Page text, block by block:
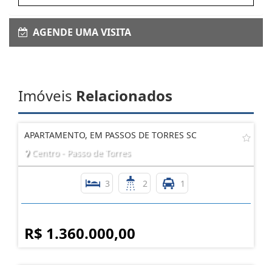
AGENDE UMA VISITA
Imóveis Relacionados
APARTAMENTO, EM PASSOS DE TORRES SC
Centro - Passo de Torres
3 2 1
R$ 1.360.000,00